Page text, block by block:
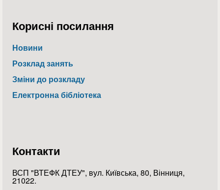
Корисні посилання
Новини
Розклад занять
Зміни до розкладу
Електронна бібліотека
Контакти
ВСП "ВТЕФК ДТЕУ", вул. Київська, 80, Вінниця,
21022.